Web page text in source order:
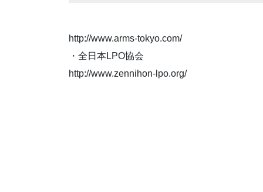
http://www.arms-tokyo.com/
・全日本LPO協会
http://www.zennihon-lpo.org/